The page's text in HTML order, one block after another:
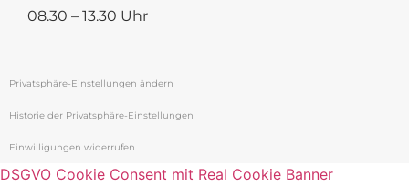
08.30 – 13.30 Uhr
Privatsphäre-Einstellungen ändern
Historie der Privatsphäre-Einstellungen
Einwilligungen widerrufen
DSGVO Cookie Consent mit Real Cookie Banner